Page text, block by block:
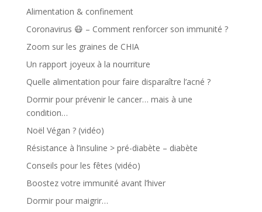
Alimentation & confinement
Coronavirus 😷 – Comment renforcer son immunité ?
Zoom sur les graines de CHIA
Un rapport joyeux à la nourriture
Quelle alimentation pour faire disparaître l’acné ?
Dormir pour prévenir le cancer… mais à une
condition…
Noël Végan ? (vidéo)
Résistance à l’insuline > pré-diabète – diabète
Conseils pour les fêtes (vidéo)
Boostez votre immunité avant l’hiver
Dormir pour maigrir…